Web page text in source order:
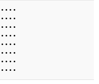
• • • •
• • • •
• • • •
• • • •
• • • •
• • • •
• • • •
• • • •